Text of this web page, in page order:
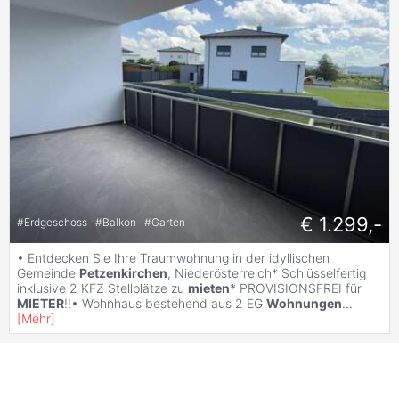
#Erdgeschoss #Balkon #Garten € 1.299,-
• Entdecken Sie Ihre Traumwohnung in der idyllischen
Gemeinde Petzenkirchen, Niederösterreich* Schlüsselfertig
inklusive 2 KFZ Stellplätze zu mieten* PROVISIONSFREI für
MIETER!!• Wohnhaus bestehend aus 2 EG Wohnungen...
[Mehr]